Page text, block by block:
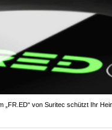
„FR.ED“ von Suritec schützt Ihr